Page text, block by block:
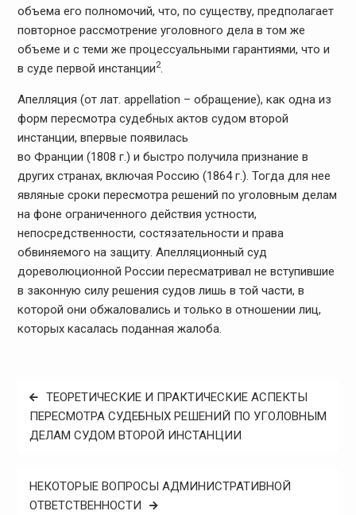
объема его полномочий, что, по существу, предполагает
повторное рассмотрение уголовного дела в том же
объеме и с теми же процессуальными гарантиями, что и
в суде первой инстанции2.
Апелляция (от лат. аppellation – обращение), как одна из
форм пересмотра судебных актов судом второй
инстанции, впервые появилась
во Франции (1808 г.) и быстро получила признание в
других странах, включая Россию (1864 г.). Тогда для нее
являные сроки пересмотра решений по уголовным делам
на фоне ограниченного действия устности,
непосредственности, состязательности и права
обвиняемого на защиту. Апелляционный суд
дореволюционной России пересматривал не вступившие
в законную силу решения судов лишь в той части, в
которой они обжаловались и только в отношении лиц,
которых касалась поданная жалоба.
Навигация
по
записям
ТЕОРЕТИЧЕСКИЕ И ПРАКТИЧЕСКИЕ АСПЕКТЫ
ПЕРЕСМОТРА СУДЕБНЫХ РЕШЕНИЙ ПО УГОЛОВНЫМ
ДЕЛАМ СУДОМ ВТОРОЙ ИНСТАНЦИИ
НЕКОТОРЫЕ ВОПРОСЫ АДМИНИСТРАТИВНОЙ
ОТВЕТСТВЕННОСТИ